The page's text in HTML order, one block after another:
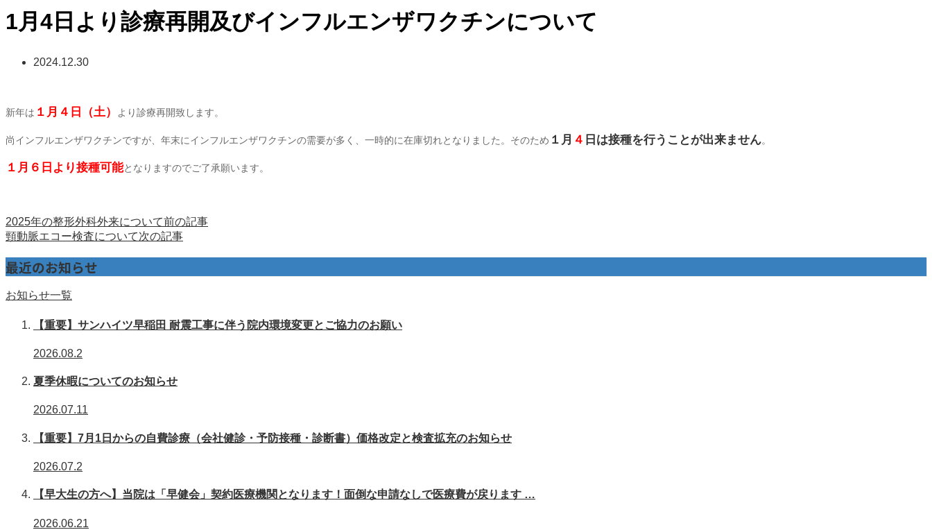
1月4日より診療再開及びインフルエンザワクチンについて
2024.12.30
新年は １月４日（土） より診療再開致します。
尚インフルエンザワクチンですが、年末にインフルエンザワクチンの需要が多く、一時的に在庫切れとなりました。そのため １月 ４ 日は接種を行うことが出来ません。
１月６日より接種可能となりますのでご了承願います。
2025年の整形外科外来について前の記事
頸動脈エコー検査について次の記事
最近のお知らせ
お知らせ一覧
【重要】サンハイツ早稲田 耐震工事に伴う院内環境変更とご協力のお願い
2026.08.2
夏季休暇についてのお知らせ
2026.07.11
【重要】7月1日からの自費診療（会社健診・予防接種・診断書）価格改定と検査拡充のお知らせ
2026.07.2
【早大生の方へ】当院は「早健会」契約医療機関となります！面倒な申請なしで医療費が戻ります …
2026.06.21